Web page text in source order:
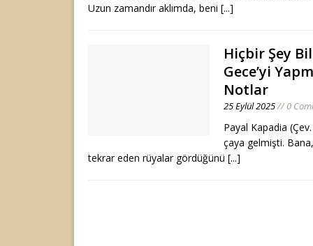
Uzun zamandır aklımda, beni [...]
Hiçbir Şey
Gece’yi
Notlar
25 Eylül 2025// 0
Payal Kapadia
çaya gelmişti.
tekrar eden rüyalar gördüğünü [...]